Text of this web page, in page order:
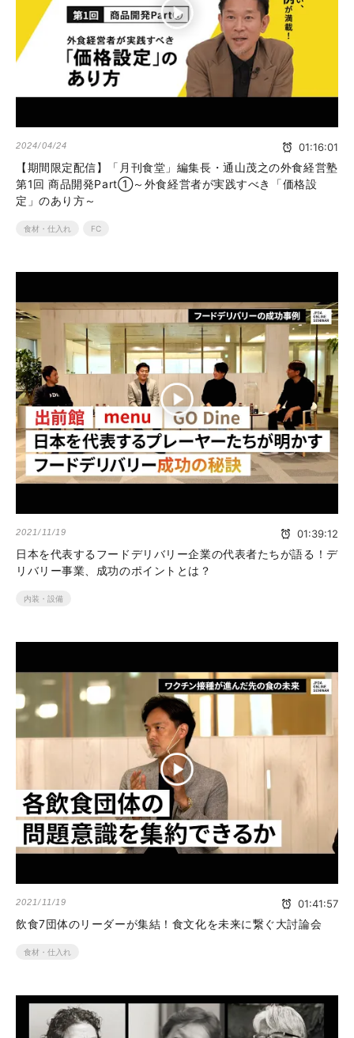
2024/04/24 01:16:01
【期間限定配信】「月刊食堂」編集長・通山茂之の外食経営塾
第1回 商品開発Part①～外食経営者が実践すべき「価格設
定」のあり方～
食材・仕入れ FC
2021/11/19 01:39:12
日本を代表するフードデリバリー企業の代表者たちが語る！デ
リバリー事業、成功のポイントとは？
内装・設備
2021/11/19 01:41:57
飲食7団体のリーダーが集結！食文化を未来に繋ぐ大討論会
食材・仕入れ